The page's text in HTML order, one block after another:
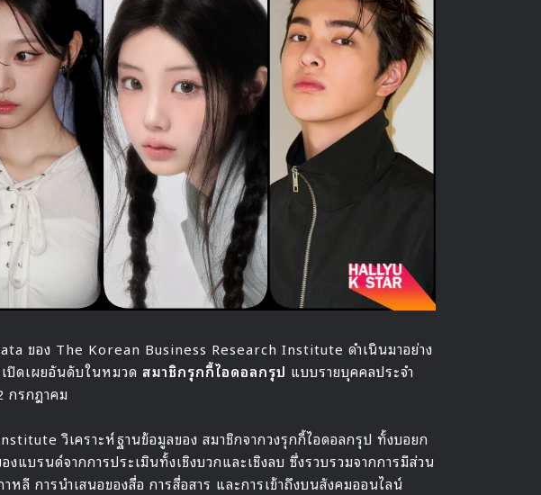
ของ The Korean Business Research Institute ดำเนินมาอย่าง
ปิดเผยอันดับในหมวด สมาชิกรุกกี้ไอดอลกรุป แบบรายบุคคลประจำ
กรกฎาคม
วิเคราะห์ฐานข้อมูลของ สมาชิกจากวงรุกกี้ไอดอลกรุป ทั้งบอยก
แบรนด์จากการประเมินทั้งเชิงบวกและเชิงลบ ซึ่งรวบรวมจากการมีส่วน
หลี การนำเสนอของสื่อ การสื่อสาร และการเข้าถึงบนสังคมออนไลน์